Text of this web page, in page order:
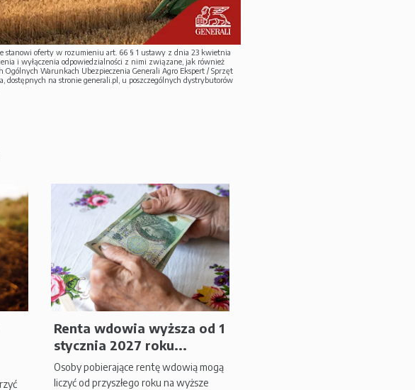
stanowi oferty w rozumieniu art. 66 § 1 ustawy z dnia 23 kwietnia
i wyłączenia odpowiedzialności z nimi związane, jak również
Warunkach Ubezpieczenia Generali Agro Ekspert / Sprzęt
na stronie generali.pl, u poszczególnych dystrybutorów
Renta wdowia wyższa od 1
stycznia 2027 roku...
Osoby pobierające rentę wdowią mogą
liczyć od przyszłego roku na wyższe